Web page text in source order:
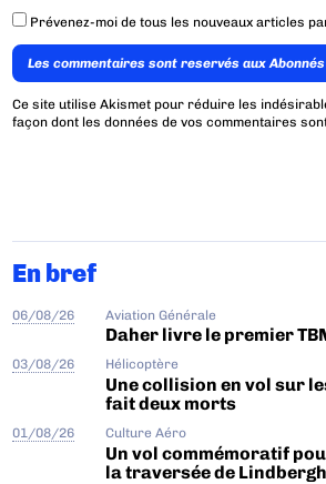
Prévenez-moi de tous les nouveaux articles
Les commentaires sont reservés aux
Ce site utilise Akismet pour réduire les
façon dont les données de vos commentaires
En bref
06/08/26 Aviation Générale
Daher livre le premier
03/08/26 Hélicoptère
Une collision en vol sur
fait deux morts
01/08/26 Culture Aéro
Un vol commémoratif
la traversée de Lindbergh